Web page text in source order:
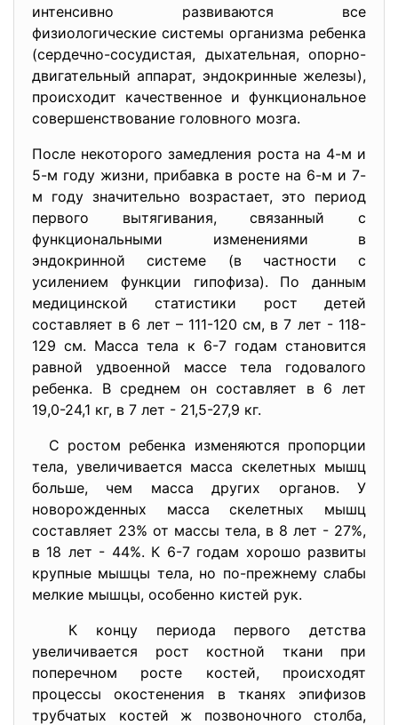
интенсивно развиваются все
физиологические системы организма ребенка
(сердечно-сосудистая, дыхательная, опорно-
двигательный аппарат, эндокринные железы),
происходит качественное и функциональное
совершенствование головного мозга.
После некоторого замедления роста на 4-м и
5-м году жизни, прибавка в росте на 6-м и 7-
м году значительно возрастает, это период
первого вытягивания, связанный с
функциональными изменениями в
эндокринной системе (в частности с
усилением функции гипофиза). По данным
медицинской статистики рост детей
составляет в 6 лет – 111-120 см, в 7 лет - 118-
129 см. Масса тела к 6-7 годам становится
равной удвоенной массе тела годовалого
ребенка. В среднем он составляет в 6 лет
19,0-24,1 кг, в 7 лет - 21,5-27,9 кг.
С ростом ребенка изменяются пропорции
тела, увеличивается масса скелетных мышц
больше, чем масса других органов. У
новорожденных масса скелетных мышц
составляет 23% от массы тела, в 8 лет - 27%,
в 18 лет - 44%. К 6-7 годам хорошо развиты
крупные мышцы тела, но по-прежнему слабы
мелкие мышцы, особенно кистей рук.
К концу периода первого детства
увеличивается рост костной ткани при
поперечном росте костей, происходят
процессы окостенения в тканях эпифизов
трубчатых костей ж позвоночного столба,